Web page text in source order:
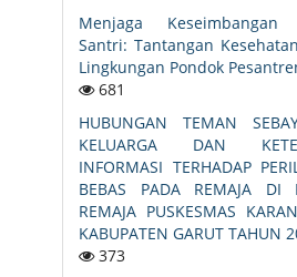
Menjaga Keseimbangan
Santri: Tantangan
Lingkungan Pondok
681
HUBUNGAN TEMAN
KELUARGA DAN
INFORMASI TERHADAP
BEBAS PADA REMAJA DI
REMAJA PUSKESMAS
KABUPATEN GARUT TAHUN
373